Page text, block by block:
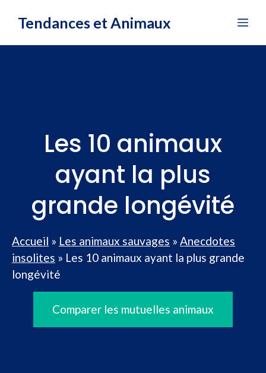
Tendances et Animaux
Les 10 animaux
ayant la plus
grande longévité
Accueil » Les animaux sauvages » Anecdotes
insolites » Les 10 animaux ayant la plus grande
longévité
Comparer les mutuelles animaux